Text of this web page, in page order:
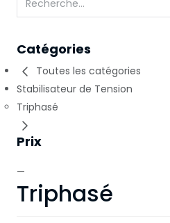
Catégories
Toutes les catégories
Stabilisateur de Tension
Triphasé
Prix
—
Triphasé